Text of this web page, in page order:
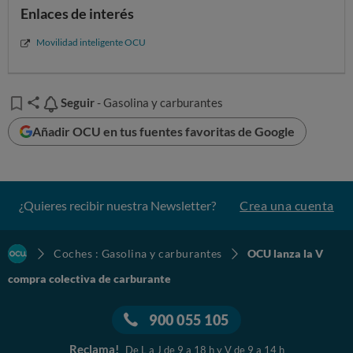
posible ahorroque obtendrías. Tú decides,
Preguntas frecuentes sobre
Quieropagarmenosgasolina.org
Enlaces de interés
Movilidad inteligente OCU
Seguir
Seguir - Gasolina y carburantes
Añadir OCU en tus fuentes favoritas de Google
¿Quieres recibir nuestra Newsletter? Crea una cuenta
Coches : Gasolina y carburantes
OCU lanza la V
compra colectiva de carburante
900 055 105
Reclama! De L a J de 9 a 18 h y V de 9 a 14 h